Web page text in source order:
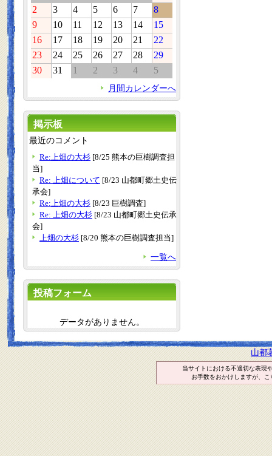
2
3 4 5 6 7
8
9
10 11 12 13 14
15
16
17 18 19 20 21
22
23
24 25 26 27 28
29
30
31 1 2 3 4 5
月間カレンダーへ
掲示板
最近のコメント
Re:上畑の大杉 [8/25 熊本の巨樹調査担
当]
Re: 上畑について [8/23 山都町郷土史伝
承会]
Re:上畑の大杉 [8/23 巨樹調査]
Re: 上畑の大杉 [8/23 山都町郷土史伝承
会]
上畑の大杉 [8/20 熊本の巨樹調査担当]
一覧へ
投稿フォーム
データがありません。
山都
当サイトにおける不適切な表現
お手数をおかけしますが、こ